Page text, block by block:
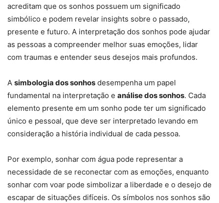
acreditam que os sonhos possuem um significado
simbólico e podem revelar insights sobre o passado,
presente e futuro. A interpretação dos sonhos pode ajudar
as pessoas a compreender melhor suas emoções, lidar
com traumas e entender seus desejos mais profundos.
A simbologia dos sonhos desempenha um papel
fundamental na interpretação e análise dos sonhos. Cada
elemento presente em um sonho pode ter um significado
único e pessoal, que deve ser interpretado levando em
consideração a história individual de cada pessoa.
Por exemplo, sonhar com água pode representar a
necessidade de se reconectar com as emoções, enquanto
sonhar com voar pode simbolizar a liberdade e o desejo de
escapar de situações difíceis. Os símbolos nos sonhos são